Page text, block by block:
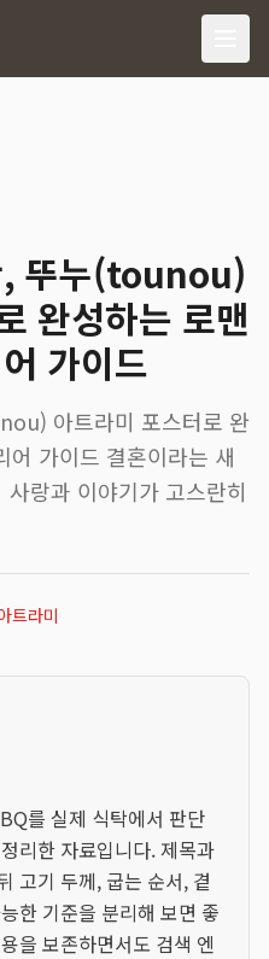
, 뚜누(tounou)
완성하는 로맨
가이드
아트라미 포스터로 완
어 가이드 결혼이라는 새
랑과 이야기가 고스란히
트라미
를 실제 식탁에서 판단
리한 자료입니다. 제목과
고기 두께, 굽는 순서, 곁
한 기준을 분리해 보면 좋
을 보존하면서도 검색 엔